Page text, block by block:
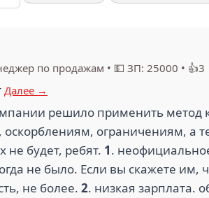
по продажам • 💵 ЗП: 25000 • 👍3
Далее →
решило применить метод
ограничениям, а
не будет, ребят. 1.
не было. Если вы скажете им,
не более. 2. низкая зарплата.